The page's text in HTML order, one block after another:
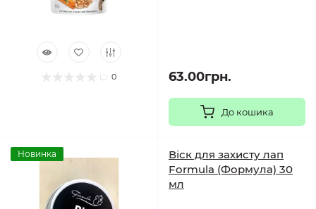
0 63.00грн.
До кошика
Новинка
Віск для захисту лап
Formula (Формула) 30
мл